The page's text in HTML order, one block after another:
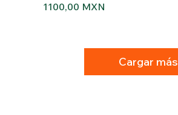
Precio
1100,00 MXN
Cargar más